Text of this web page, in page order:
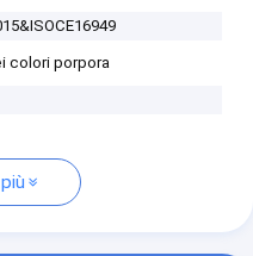
colori porpora